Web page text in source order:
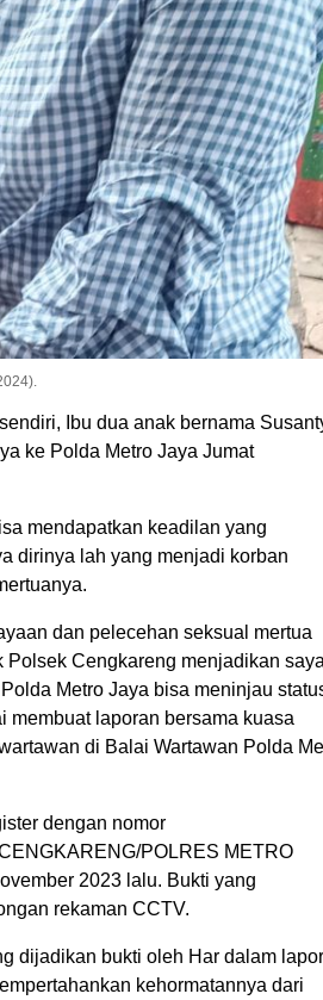
Ibu dua anak bernama
ke Polda Metro Jaya Jumat
mendapatkan keadilan yang
dirinya lah yang menjadi korban
dan pelecehan seksual mertua
Cengkareng menjadikan saya
Metro Jaya bisa meninjau
membuat laporan bersama kuasa
di Balai Wartawan Polda
dengan nomor
POLRES METRO
2023 lalu. Bukti yang
rekaman CCTV.
dijadikan bukti oleh Har dalam
kehormatannya dari